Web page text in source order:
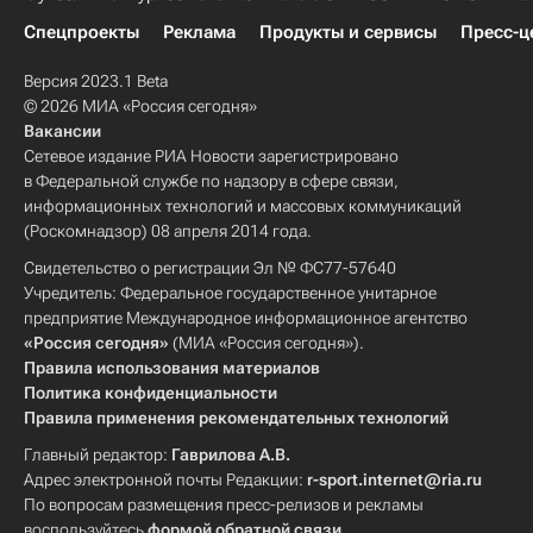
Спецпроекты
Реклама Продукты и сервисы Пресс-
Версия 2023.1 Beta
© 2026 МИА «Россия сегодня»
Вакансии
Сетевое издание РИА Новости зарегистрировано
в Федеральной службе по надзору в сфере связи,
информационных технологий и массовых коммуникаций
(Роскомнадзор) 08 апреля 2014 года.
Свидетельство о регистрации Эл № ФС77-57640
Учредитель: Федеральное государственное унитарное
предприятие Международное информационное агентство
«Россия сегодня» (МИА «Россия сегодня»).
Правила использования материалов
Политика конфиденциальности
Правила применения рекомендательных технологий
Главный редактор: Гаврилова А.В.
Адрес электронной почты Редакции: r-sport.internet@ria.ru
По вопросам размещения пресс-релизов и рекламы